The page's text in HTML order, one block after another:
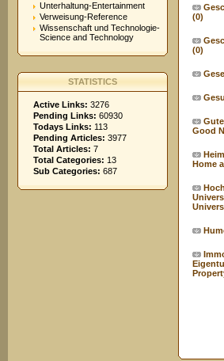
Unterhaltung-Entertainment
Verweisung-Reference
Wissenschaft und Technologie-
Science and Technology
STATISTICS
Active Links: 3276
Pending Links: 60930
Todays Links: 113
Pending Articles: 3977
Total Articles: 7
Total Categories: 13
Sub Categories: 687
(0)
(0)
Good
Home